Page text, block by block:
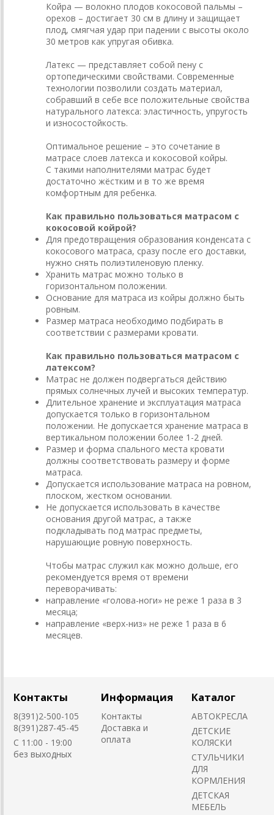
Койра — волокно плодов кокосовой пальмы –
орехов – достигает 30 см в длину и защищает
плод, смягчая удар при падении с высоты около
30 метров как упругая обивка.
Латекс — представляет собой пену с
ортопедическими свойствами. Современные
технологии позволили создать материал,
собравший в себе все положительные свойства
натурального латекса: эластичность, упругость
и износостойкость.
Оптимальное решение – это сочетание в
матрасе слоев латекса и кокосовой койры.
С такими наполнителями матрас будет
достаточно жёстким и в то же время
комфортным для ребенка.
Как правильно пользоваться матрасом с
кокосовой койрой?
Для предотвращения образования конденсата с
кокосового матраса, сразу после его доставки,
нужно снять полиэтиленовую пленку.
Хранить матрас можно только в
горизонтальном положении.
Основание для матраса из койры должно быть
ровным.
Размер матраса необходимо подбирать в
соответствии с размерами кровати.
Как правильно пользоваться матрасом с
латексом?
Матрас не должен подвергаться действию
прямых солнечных лучей и высоких температур.
Длительное хранение и эксплуатация матраса
допускается только в горизонтальном
положении. Не допускается хранение матраса в
вертикальном положении более 1-2 дней.
Размер и форма спального места кровати
должны соответствовать размеру и форме
матраса.
Допускается использование матраса на ровном,
плоском, жестком основании.
Не допускается использовать в качестве
основания другой матрас, а также
подкладывать под матрас предметы,
нарушающие ровную поверхность.
Чтобы матрас служил как можно дольше, его
рекомендуется время от времени
переворачивать:
направление «голова-ноги» не реже 1 раза в 3
месяца;
направление «верх-низ» не реже 1 раза в 6
месяцев.
Контакты
8(391)2-500-105
8(391)287-45-45
C 11:00 - 19:00
без выходных
Информация
Контакты
Доставка и
оплата
Каталог
АВТОКРЕСЛА
ДЕТСКИЕ
КОЛЯСКИ
CТУЛЬЧИКИ
ДЛЯ
КОРМЛЕНИЯ
ДЕТСКАЯ
МЕБЕЛЬ